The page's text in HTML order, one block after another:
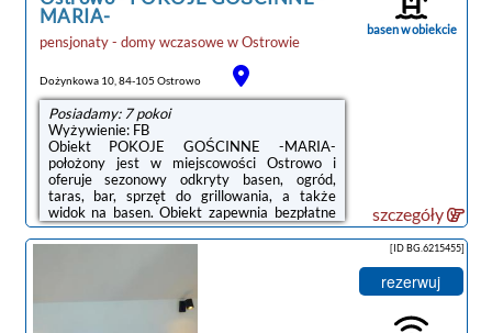
MARIA-
pensjonaty - domy wczasowewOstrowie
Dożynkowa 10, 84-105 Ostrowo
Posiadamy: 7 pokoi
Wyżywienie: FB
Obiekt POKOJE GOŚCINNE -MARIA-
położony jest w miejscowości Ostrowo i
oferuje sezonowy odkryty basen, ogród,
taras, bar, sprzęt do grillowania, a także
widok na basen. Obiekt zapewnia bezpłatne
Wi-Fi. Na terenie obiektu dostępny jest też
prywatny parking.W niektórych opcjach
kuchenną.W obiekcie serwowane jest
śniadanie à la carte lub kontynentalne.Obiekt
basen w obiekcie
szczegóły
[ID BG.6215455]
rezerwuj